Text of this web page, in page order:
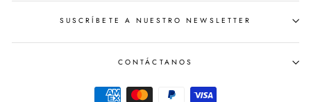
SUSCRÍBETE A NUESTRO NEWSLETTER
CONTÁCTANOS